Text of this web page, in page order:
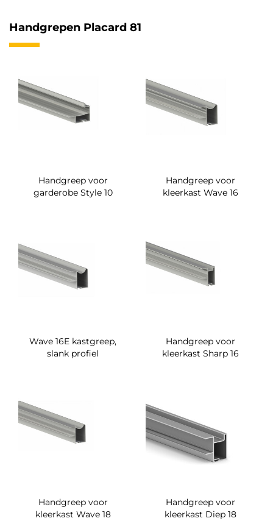
Handgrepen Placard 81
Handgreep voor
garderobe Style 10
Handgreep voor
kleerkast Wave 16
Wave 16E kastgreep,
slank profiel
Handgreep voor
kleerkast Sharp 16
Handgreep voor
kleerkast Wave 18
Handgreep voor
kleerkast Diep 18